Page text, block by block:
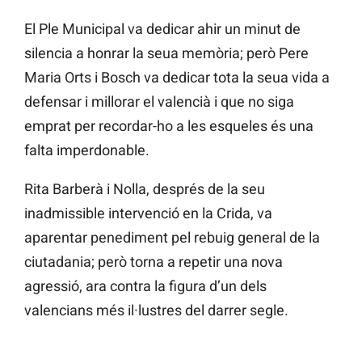
El Ple Municipal va dedicar ahir un minut de
silencia a honrar la seua memòria; però Pere
Maria Orts i Bosch va dedicar tota la seua vida a
defensar i millorar el valencià i que no siga
emprat per recordar-ho a les esqueles és una
falta imperdonable.
Rita Barberà i Nolla, després de la seu
inadmissible intervenció en la Crida, va
aparentar penediment pel rebuig general de la
ciutadania; però torna a repetir una nova
agressió, ara contra la figura d’un dels
valencians més il·lustres del darrer segle.